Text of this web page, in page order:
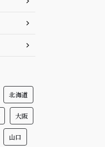
北海道
大阪
山口